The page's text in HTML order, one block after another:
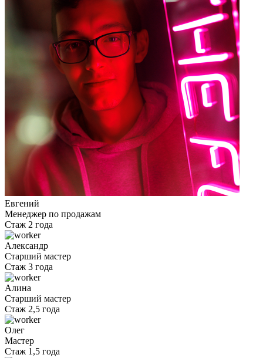
Евгений
Менеджер по продажам
Стаж 2 года
Александр
Старший мастер
Стаж 3 года
Алина
Старший мастер
Стаж 2,5 года
Олег
Мастер
Стаж 1,5 года